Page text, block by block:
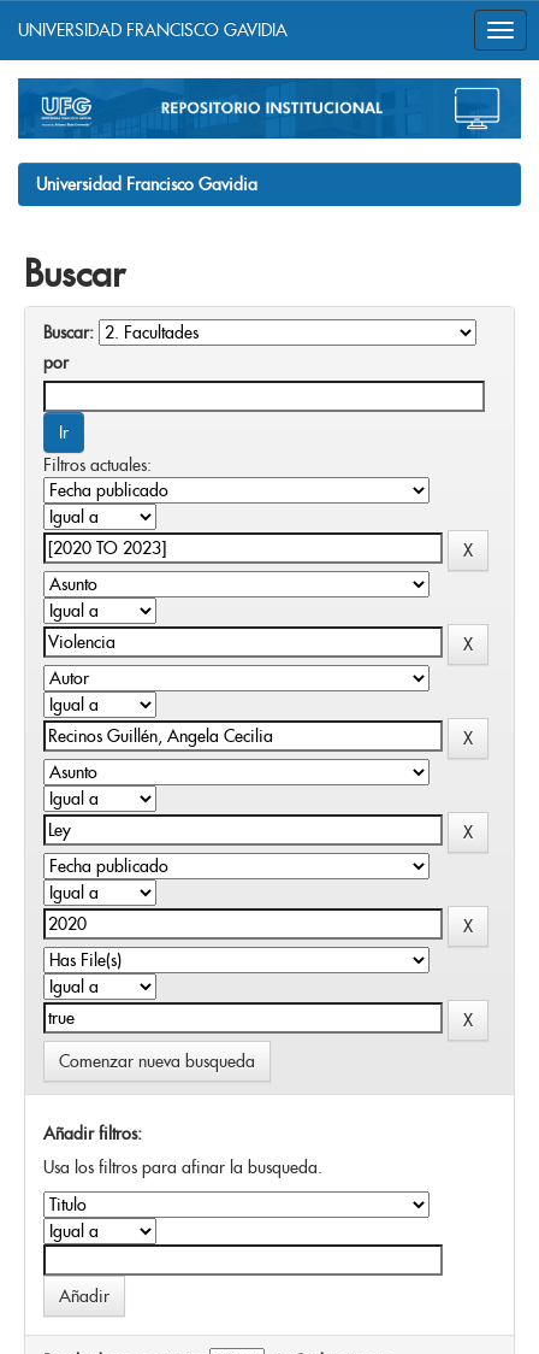
navigation
UNIVERSIDAD FRANCISCO GAVIDIA
Universidad Francisco Gavidia
Buscar
Buscar:
por
Filtros actuales:
Comenzar nueva busqueda
Añadir filtros:
Usa los filtros para afinar la busqueda.